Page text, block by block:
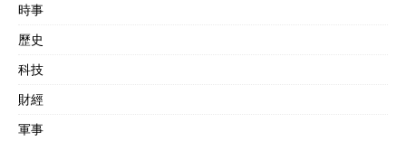
時事
歷史
科技
財經
軍事